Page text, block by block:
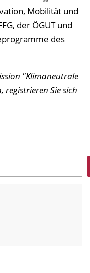
Mobilität und
der ÖGUT und
des
"Klimaneutrale
Sie sich